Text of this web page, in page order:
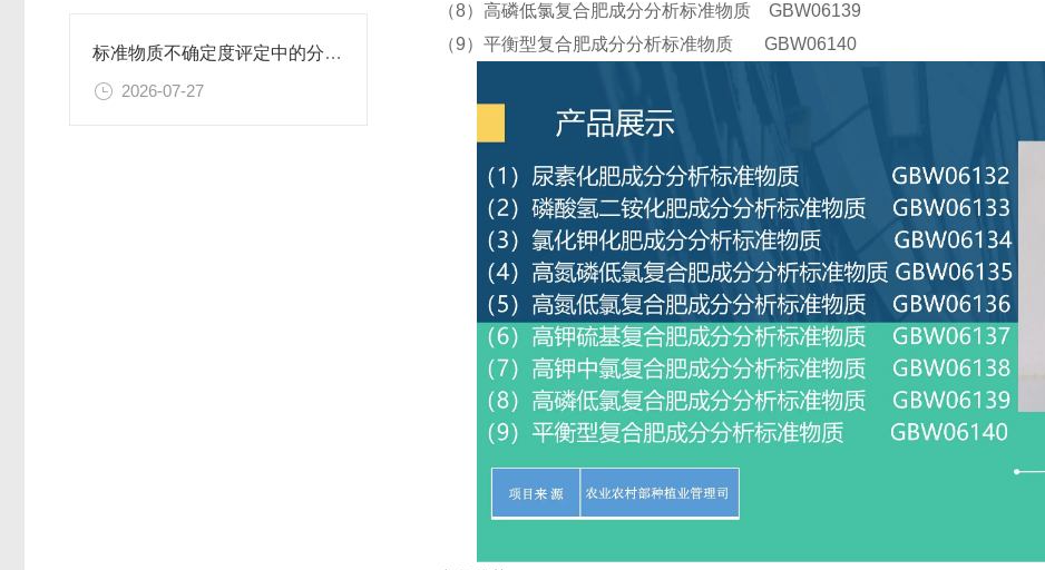
标准物质不确定度评定中的分量识别与量化计算方法
2026-07-27
（8）高磷低氯复合肥成分分析标准物质 GBW06139
（9）平衡型复合肥成分分析标准物质 GBW06140